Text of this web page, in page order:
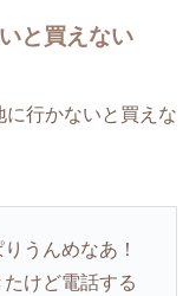
と買えない
行かないと買えな
うんめなあ！
けど電話する